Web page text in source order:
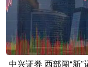
中兴证券 西部闯“新